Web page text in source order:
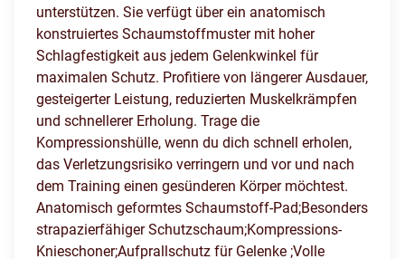
unterstützen. Sie verfügt über ein anatomisch
konstruiertes Schaumstoffmuster mit hoher
Schlagfestigkeit aus jedem Gelenkwinkel für
maximalen Schutz. Profitiere von längerer Ausdauer,
gesteigerter Leistung, reduzierten Muskelkrämpfen
und schnellerer Erholung. Trage die
Kompressionshülle, wenn du dich schnell erholen,
das Verletzungsrisiko verringern und vor und nach
dem Training einen gesünderen Körper möchtest.
Anatomisch geformtes Schaumstoff-Pad;Besonders
strapazierfähiger Schutzschaum;Kompressions-
Knieschoner;Aufprallschutz für Gelenke ;Volle